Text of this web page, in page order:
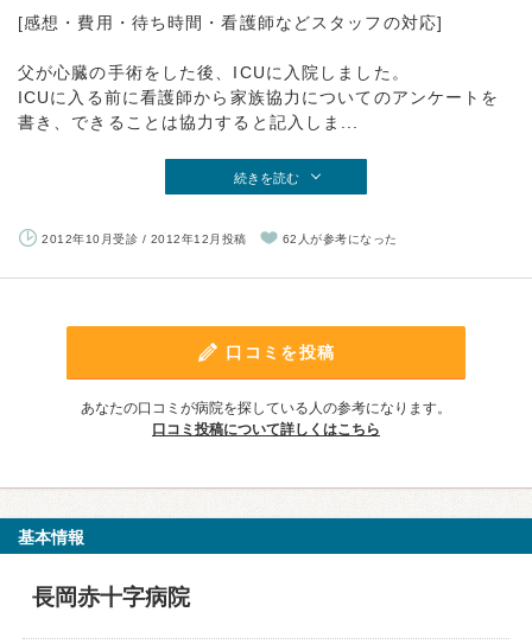
[感想・費用・待ち時間・看護師などスタッフの対応]
父が心臓の手術をした後、ICUに入院しました。
ICUに入る前に看護師から家族協力についてのアンケートを
書き、できることは協力すると記入しま...
続きを読む
2012年10月受診 / 2012年12月投稿 62人が参考になった
口コミを投稿
あなたの口コミが病院を探している人の参考になります。
口コミ投稿について詳しくはこちら
基本情報
長岡赤十字病院